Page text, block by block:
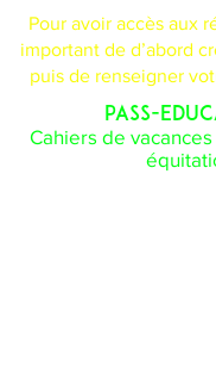
Pour avoir accès aux
important de d’abord
puis de renseigner
PASS-
Cahiers de